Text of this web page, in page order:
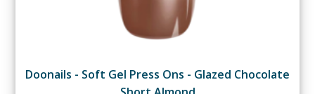
Doonails - Soft Gel Press Ons - Glazed Chocolate